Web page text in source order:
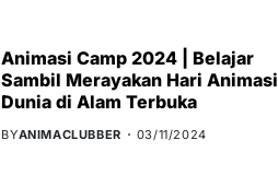
Animasi Camp 2024 | Belajar
Sambil Merayakan Hari Animasi
Dunia di Alam Terbuka
BYANIMACLUBBER 03/11/2024